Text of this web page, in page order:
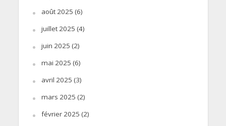
août 2025 (6)
juillet 2025 (4)
juin 2025 (2)
mai 2025 (6)
avril 2025 (3)
mars 2025 (2)
février 2025 (2)